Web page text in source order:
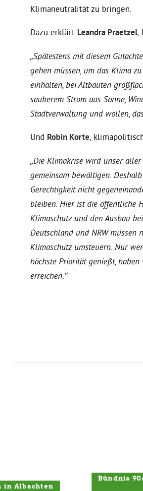
Klimaneutralität zu bringen.
Dazu erklärt Leandra Praetzel
„Spätestens mit diesem
gehen müssen, um das Klima
einhalten, bei Altbauten
sauberem Strom aus Sonne,
Stadtverwaltung und wollen,
Und Robin Korte ,
„Die Klimakrise wird unser
gemeinsam bewältigen.
Gerechtigkeit nicht
bleiben. Hier ist die öffentliche
Klimaschutz und den Ausbau
Deutschland und NRW müssen
Klimaschutz umsteuern. Nur
höchste Priorität genießt,
erreichen.“
in Albachten
Bündnis